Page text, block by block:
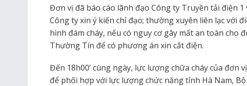
Đơn vị đã báo cáo lãnh đạo Công ty Truyền tải điện 1
Công ty xin ý kiến chỉ đạo; thường xuyên liên lạc với
hình đám cháy, nếu có nguy cơ gây mất an toàn cho
Thường Tín để có phương án xin cắt điện.
Đến 18h00’ cùng ngày, lực lượng chữa cháy của đơn
để phối hợp với lực lượng chức năng tỉnh Hà Nam,